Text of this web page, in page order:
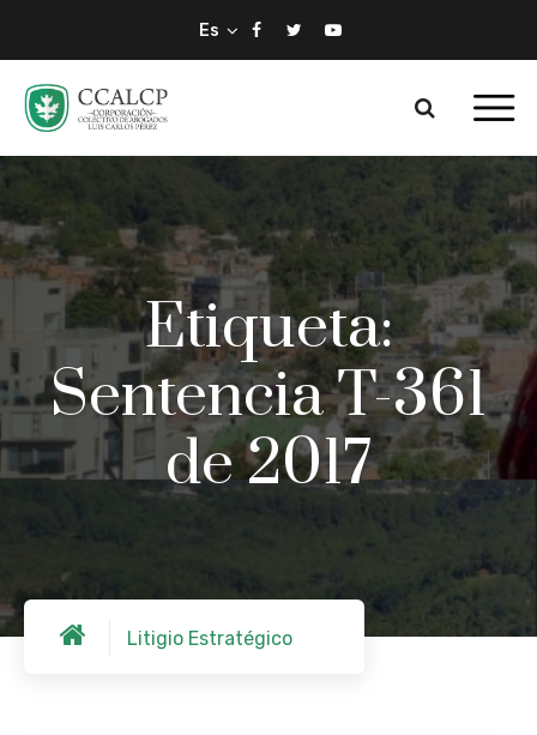
Es
Etiqueta:
Sentencia T-361
de 2017
Litigio Estratégico